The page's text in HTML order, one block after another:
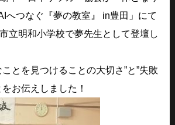
へつなぐ『夢の教室』 in豊田」にて
立明和小学校で夢先生として登壇し
とを見つけることの大切さ”と”失敗
をお伝えしました！